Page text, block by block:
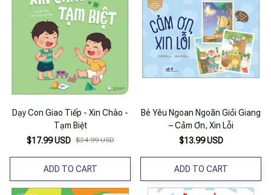
Dạy Con Giao Tiếp - Xin Chào -
Tạm Biệt
$17.99 USD $24.99 USD
ADD TO CART
Bé Yêu Ngoan Ngoãn Giỏi Giang
– Cảm Ơn, Xin Lỗi
$13.99 USD
ADD TO CART